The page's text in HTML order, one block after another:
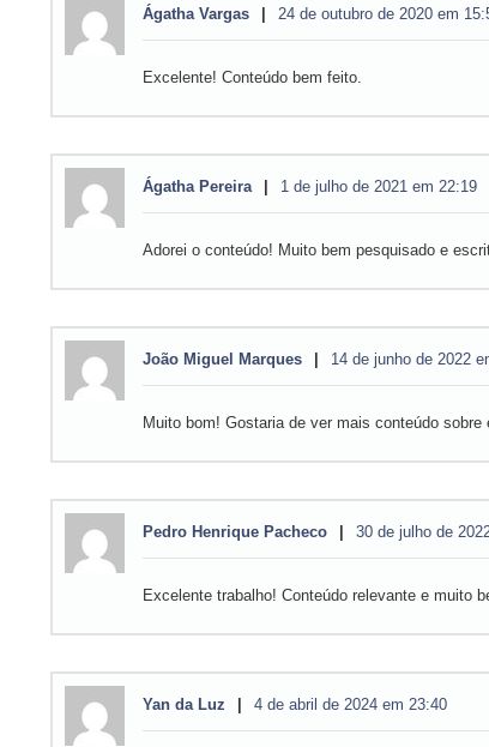
Ágatha Vargas 24 de outubro de 2020 em
Excelente! Conteúdo bem feito.
Ágatha Pereira 1 de julho de 2021 em 22:19
Adorei o conteúdo! Muito bem pesquisado e
João Miguel Marques 14 de junho de 2022
Muito bom! Gostaria de ver mais conteúdo sobre
Pedro Henrique Pacheco 30 de julho de
Excelente trabalho! Conteúdo relevante e muito
Yan da Luz 4 de abril de 2024 em 23:40